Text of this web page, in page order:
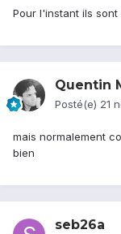
Pour l'instant ils sont
Quentin
Posté(e) 21
mais normalement
bien
seb26a